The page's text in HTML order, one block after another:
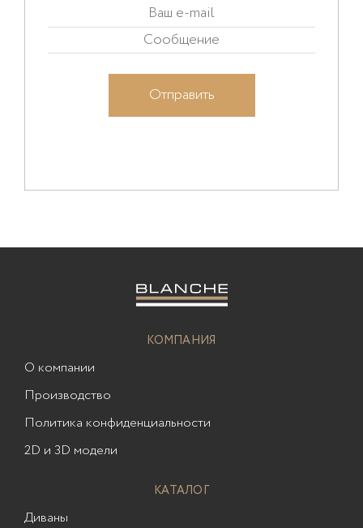
КОМПАНИЯ
О компании
Производство
Политика конфиденциальности
2D и 3D модели
КАТАЛОГ
Диваны